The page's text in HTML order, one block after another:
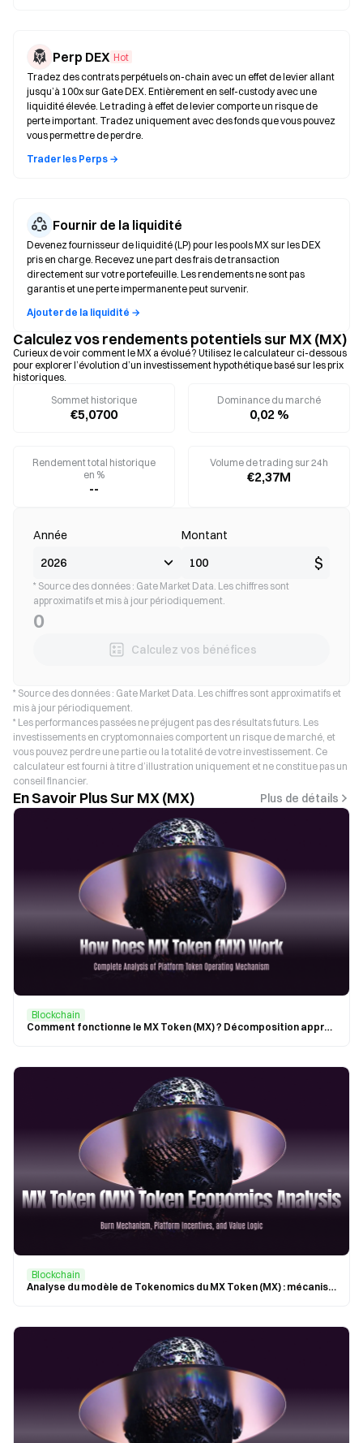
Perp DEX Hot
Tradez des contrats perpétuels on-chain avec un effet de levier allant
jusqu’à 100x sur Gate DEX. Entièrement en self-custody avec une
liquidité élevée. Le trading à effet de levier comporte un risque de
perte important. Tradez uniquement avec des fonds que vous pouvez
vous permettre de perdre.
Trader les Perps →
Fournir de la liquidité
Devenez fournisseur de liquidité (LP) pour les pools MX sur les DEX
pris en charge. Recevez une part des frais de transaction
directement sur votre portefeuille. Les rendements ne sont pas
garantis et une perte impermanente peut survenir.
Ajouter de la liquidité →
Calculez vos rendements potentiels sur MX (MX)
Curieux de voir comment le MX a évolué ? Utilisez le calculateur ci-dessous
pour explorer l’évolution d’un investissement hypothétique basé sur les prix
historiques.
Sommet historique
€5,0700
Dominance du marché
0,02 %
Rendement total historique
en %
--
Volume de trading sur 24h
€2,37M
Année Montant
$
* Source des données : Gate Market Data. Les chiffres sont
approximatifs et mis à jour périodiquement.
0
Calculez vos bénéfices
* Source des données : Gate Market Data. Les chiffres sont approximatifs et
mis à jour périodiquement.
* Les performances passées ne préjugent pas des résultats futurs. Les
investissements en cryptomonnaies comportent un risque de marché, et
vous pouvez perdre une partie ou la totalité de votre investissement. Ce
calculateur est fourni à titre d’illustration uniquement et ne constitue pas un
conseil financier.
En Savoir Plus Sur MX (MX) Plus de détails
Blockchain
Comment fonctionne le MX Token (MX) ? Décomposition approfondie du mécanisme de fonctionnement du Token d'échange
Blockchain
Analyse du modèle de Tokenomics du MX Token (MX) : mécanisme de burn, incitations de la plateforme et logique de valeur